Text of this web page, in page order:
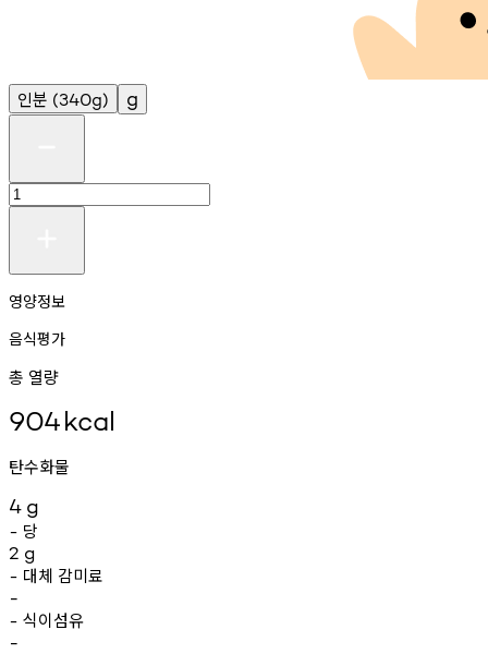
인분 (340g) g
영양정보
음식평가
총 열량
904kcal
탄수화물
4 g
- 당
2 g
- 대체 감미료
-
- 식이섬유
-